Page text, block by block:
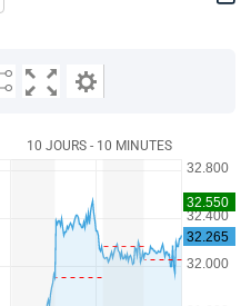
10 JOURS - 10 MINUTES